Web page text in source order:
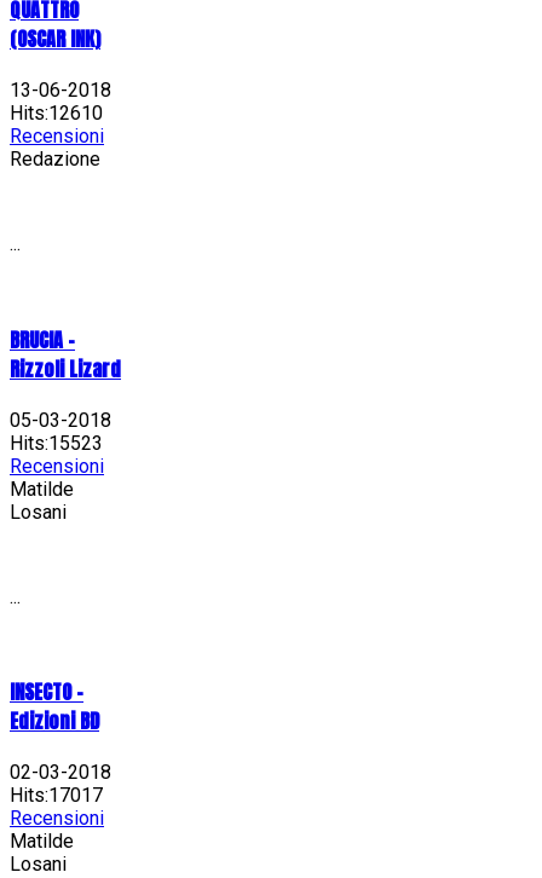
QUATTRO
(OSCAR INK)
13-06-2018
Hits:12610
Recensioni
Redazione
...
BRUCIA -
Rizzoli Lizard
05-03-2018
Hits:15523
Recensioni
Matilde
Losani
...
INSECTO -
Edizioni BD
02-03-2018
Hits:17017
Recensioni
Matilde
Losani